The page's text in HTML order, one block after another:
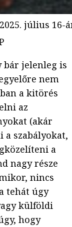
július
bár jelenleg is
nem
a kitörés
az
(akár
a szabályokat,
a
nagy része
nincs
tehát úgy
külföldi
hogy